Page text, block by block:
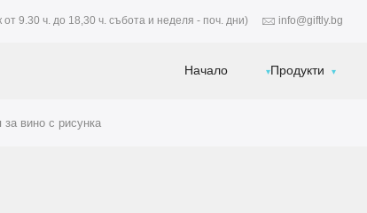
9.30 ч. до 18,30 ч. събота и неделя - поч. дни) info@giftly.bg
Начало Продукти
вино с рисунка